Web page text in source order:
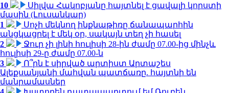
10
Սիլվա Հակոբյանը հայտնել է ցավալի կորստի
մասին (Լուսանկար)
1
Սոչի մեկնող ինքնաթիռը ճանապարհին
անցկացրել է մեկ օր, սակայն տեղ չի հասել
2
Ջուր չի լինի հուլիսի 28-ին ժամը 07.00-ից մինչև
հուլիսի 29-ը ժամը 07.00-ն
3
Ո՞րն է սիրված արտիստ Արտաշես
Ալեքսանյանի մահվան պատճառը. հայտնի են
մանրամասներ